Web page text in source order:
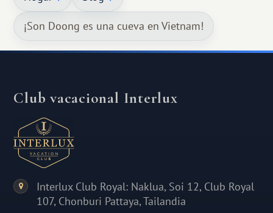
¡Son Doong es una cueva en Vietnam!
Club vacacional Interlux
Interlux Club Royal: Naklua, Soi 12, Club Royal
107, Chonburi Pattaya, Tailandia